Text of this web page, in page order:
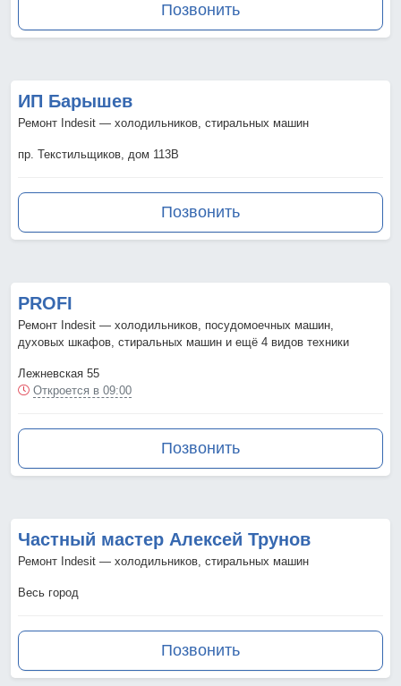
Позвонить
ИП Барышев
Ремонт Indesit — холодильников, стиральных машин
пр. Текстильщиков, дом 113В
Позвонить
PROFI
Ремонт Indesit — холодильников, посудомоечных машин,
духовых шкафов, стиральных машин и ещё 4 видов техники
Лежневская 55
Откроется в 09:00
Позвонить
Частный мастер Алексей Трунов
Ремонт Indesit — холодильников, стиральных машин
Весь город
Позвонить